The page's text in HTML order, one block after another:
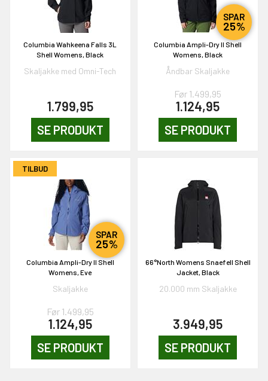
Columbia Wahkeena Falls 3L
Shell Womens, Black
Skaljakke med Omni-Tech
1.799,95
SE PRODUKT
SPAR
25%
Columbia Ampli-Dry II Shell
Womens, Black
Åndbar Skaljakke
Før 1.499,95
1.124,95
SE PRODUKT
TILBUD
SPAR
25%
Columbia Ampli-Dry II Shell
Womens, Eve
Skaljakke
Før 1.499,95
1.124,95
SE PRODUKT
66°North Womens Snaefell Shell
Jacket, Black
20.000 mm Skaljakke
3.949,95
SE PRODUKT